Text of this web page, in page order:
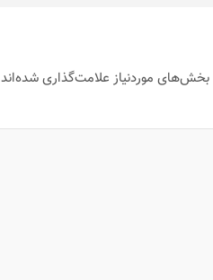
بخش‌های موردنیاز علامت‌گذاری شده‌اند